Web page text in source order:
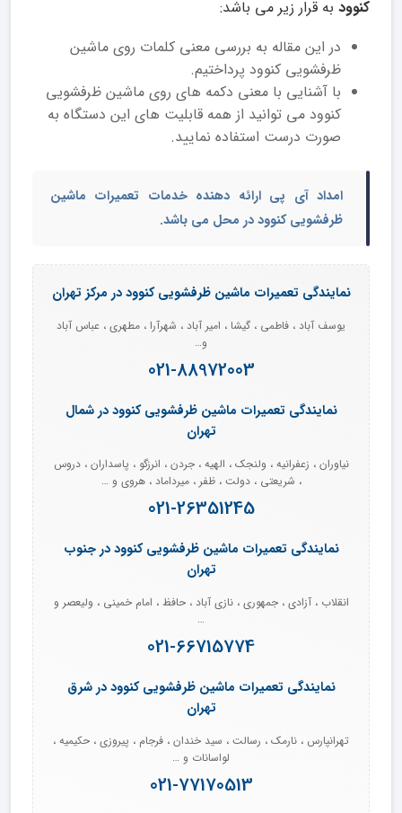
کنوود به قرار زیر می باشد:
در این مقاله به بررسی معنی کلمات روی ماشین
ظرفشویی کنوود پرداختیم.
با آشنایی با معنی دکمه های روی ماشین ظرفشویی
کنوود می توانید از همه قابلیت های این دستگاه به
صورت درست استفاده نمایید.
امداد آی پی ارائه دهنده خدمات تعمیرات ماشین
ظرفشویی کنوود در محل می باشد.
نمایندگی تعمیرات ماشین ظرفشویی کنوود در مرکز تهران
یوسف آباد ، فاطمی ، گیشا ، امیر آباد ، شهرآرا ، مطهری ، عباس آباد
و…
021-88972003
نمایندگی تعمیرات ماشین ظرفشویی کنوود در شمال
تهران
نیاوران ، زعفرانیه ، ولنجک ، الهیه ، جردن ، انرزگو ، پاسداران ، دروس
، شریعتی ، دولت ، ظفر ، میرداماد ، هروی و …
021-26351245
نمایندگی تعمیرات ماشین ظرفشویی کنوود در جنوب
تهران
انقلاب ، آزادی ، جمهوری ، نازی آباد ، حافظ ، امام خمینی ، ولیعصر و
…
021-66715774
نمایندگی تعمیرات ماشین ظرفشویی کنوود در شرق
تهران
تهرانپارس ، نارمک ، رسالت ، سید خندان ، فرجام ، پیروزی ، حکیمیه ،
لواسانات و …
021-77170513